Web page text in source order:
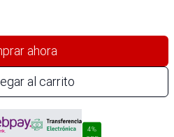
ahora
al carrito
4%